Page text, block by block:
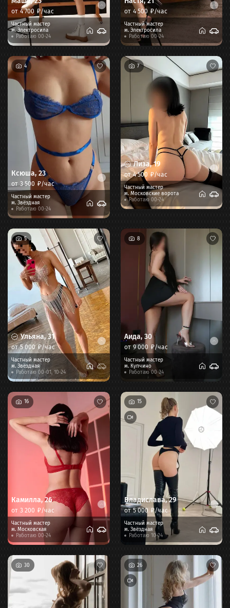
от4 700 ₽/час
Частный мастер
м.Электросила
Работаю 00-24
от 4 500 ₽/час
Частный мастер
м. Электросила
Работаю 00-24
Ксюша, 23
от3 500 ₽/час
Частный мастер
м. Звёздная
Работаю 00-24
4
Лиза,19
от4 500 ₽/час
Частный мастер
м. Московские ворота
Работаю 00-24
7
Ульяна,31
от5 000₽/час
Частный мастер
м. Звёздная
Работаю 00-01, 10-24
5
Аида, 30
от 9 000 ₽/час
Частный мастер
м. Купчино
Работаю 00-24
8
Камилла, 26
от 3 200 ₽/час
Частный мастер
м. Московская
Работаю 00-24
16
Владислава,29
от 5 000 ₽/час
Частный мастер
м. Звёздная
Работаю 10-24
15
30 26